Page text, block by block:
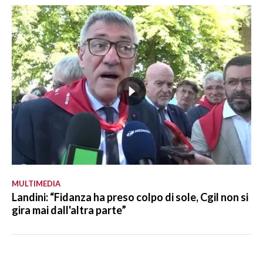
MULTIMEDIA
Landini: “Fidanza ha preso colpo di sole, Cgil non si
gira mai dall'altra parte”